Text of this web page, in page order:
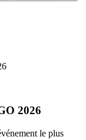
2026
le plus